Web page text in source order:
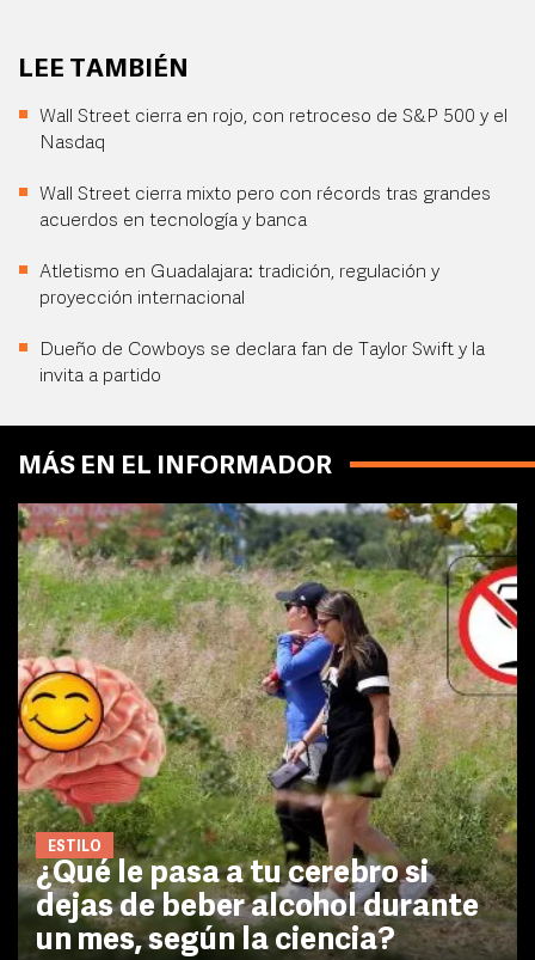
LEE TAMBIÉN
Wall Street cierra en rojo, con retroceso de S&P 500 y el
Nasdaq
Wall Street cierra mixto pero con récords tras grandes
acuerdos en tecnología y banca
Atletismo en Guadalajara: tradición, regulación y
proyección internacional
Dueño de Cowboys se declara fan de Taylor Swift y la
invita a partido
MÁS EN EL INFORMADOR
ESTILO
¿Qué le pasa a tu cerebro si
dejas de beber alcohol durante
un mes, según la ciencia?